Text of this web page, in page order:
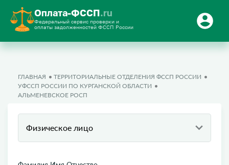
Оплата-ФССП.ru
Федеральный сервис проверки и
оплаты задолженностей ФССП России
ГЛАВНАЯ
ТЕРРИТОРИАЛЬНЫЕ ОТДЕЛЕНИЯ ФССП РОССИИ
УФССП РОССИИ ПО КУРГАНСКОЙ ОБЛАСТИ
АЛЬМЕНЕВСКОЕ РОСП
Физическое лицо